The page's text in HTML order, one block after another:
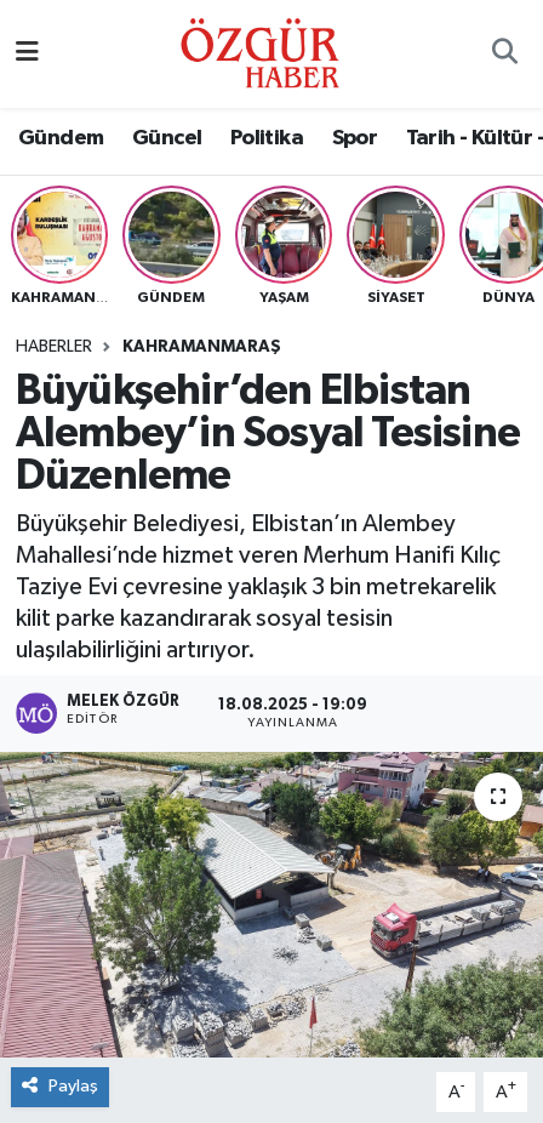
Gündem Güncel Politika Spor Tarih - Kültür
GÜNDEM YAŞAM SIYASET DÜNYA
HABERLER KAHRAMANMARAŞ
Büyükşehir’den Elbistan
Alembey’in Sosyal Tesisine
Düzenleme
Büyükşehir Belediyesi, Elbistan’ın Alembey
Mahallesi’nde hizmet veren Merhum Hanifi Kılıç
Taziye Evi çevresine yaklaşık 3 bin metrekarelik
kilit parke kazandırarak sosyal tesisin
ulaşılabilirliğini artırıyor.
MELEK ÖZGÜR
EDITÖR
18.08.2025 - 19:09
YAYINLANMA
Paylaş A- A+
Eğitim
Ekonomi
Güncel
Gündem
Magazin
Politika
Sağlık
Spor
Tarih - Kültür - Sanat - Turizm
Yaşam
Nöbetçi Eczaneler
Namaz Vakitleri
Trafik Durumu
Süper Lig Puan Durumu ve Fikstür
Tüm Manşetler
Son Dakika Haberleri
Haber Arşivi